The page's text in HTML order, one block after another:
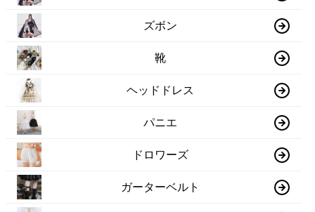
ズボン
靴
ヘッドドレス
パニエ
ドロワーズ
ガーターベルト